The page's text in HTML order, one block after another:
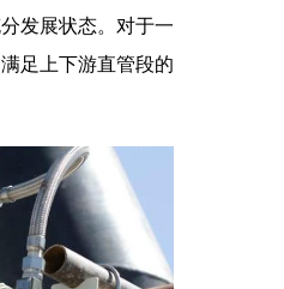
发展状态。对于一
足上下游直管段的